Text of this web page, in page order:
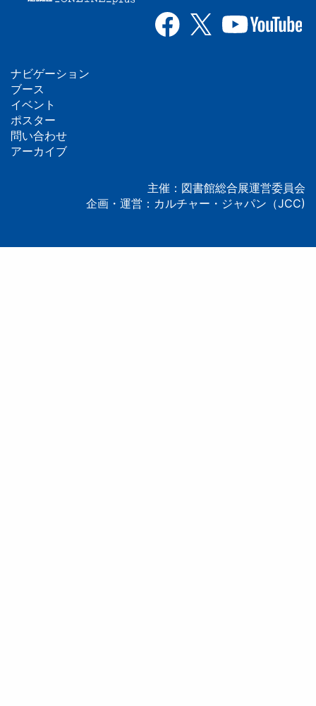
フ
ッ
タ
ナビゲーション
ブース
イベント
ポスター
問い合わせ
アーカイブ
主催：図書館総合展運営委員会
企画・運営：カルチャー・ジャパン（JCC)